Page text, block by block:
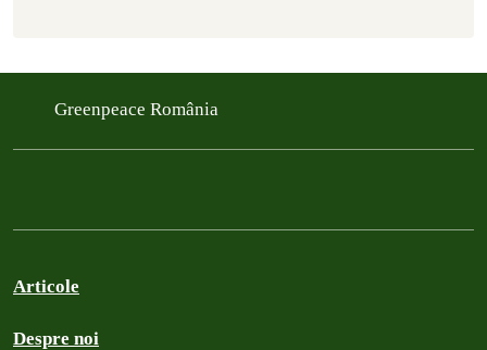
Greenpeace România
Articole
Despre noi